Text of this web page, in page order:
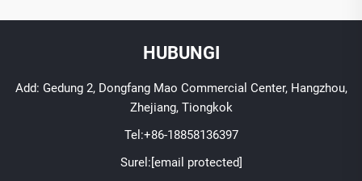
HUBUNGI
Add: Gedung 2, Dongfang Mao Commercial Center, Hangzhou,
Zhejiang, Tiongkok
Tel:+86-18858136397
Surel:[email protected]